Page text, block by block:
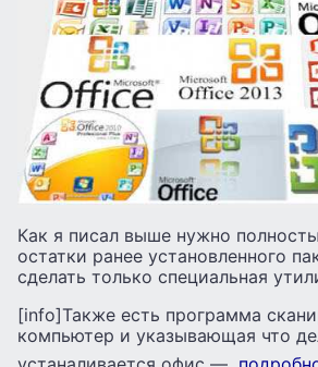
Как я писал выше нужно
остатки ранее установленного
сделать только специальная
[info]Также есть программа
компьютер и указывающая что